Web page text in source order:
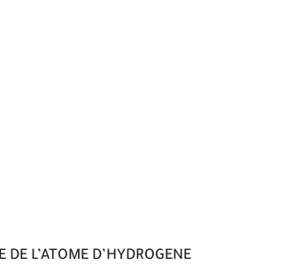
L’ATOME D’HYDROGENE